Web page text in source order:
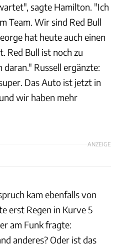
sagte Hamilton. "Ich
Team. Wir sind Red Bull
hat heute auch einen
Red Bull ist noch zu
Russell ergänzte:
Das Auto ist jetzt in
wir haben mehr
ANZEIGE
kam ebenfalls von
erst Regen in Kurve 5
am Funk fragte:
anderes? Oder ist das